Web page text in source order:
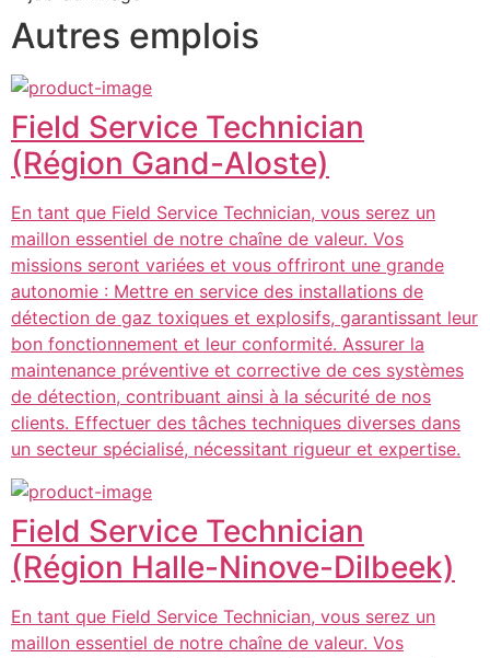
Autres emplois
Field Service Technician
(Région Gand-Aloste)
En tant que Field Service Technician, vous serez un
maillon essentiel de notre chaîne de valeur. Vos
missions seront variées et vous offriront une grande
autonomie : Mettre en service des installations de
détection de gaz toxiques et explosifs, garantissant leur
bon fonctionnement et leur conformité. Assurer la
maintenance préventive et corrective de ces systèmes
de détection, contribuant ainsi à la sécurité de nos
clients. Effectuer des tâches techniques diverses dans
un secteur spécialisé, nécessitant rigueur et expertise.
Field Service Technician
(Région Halle-Ninove-Dilbeek)
En tant que Field Service Technician, vous serez un
maillon essentiel de notre chaîne de valeur. Vos